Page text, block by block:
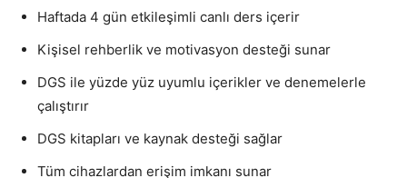
Haftada 4 gün etkileşimli canlı ders içerir
Kişisel rehberlik ve motivasyon desteği sunar
DGS ile yüzde yüz uyumlu içerikler ve denemelerle
çalıştırır
DGS kitapları ve kaynak desteği sağlar
Tüm cihazlardan erişim imkanı sunar